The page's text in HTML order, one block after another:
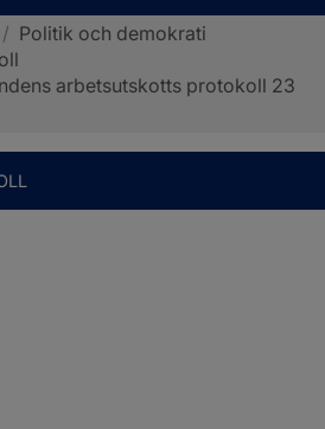
/ Politik och demokrati
arbetsutskotts protokoll 23